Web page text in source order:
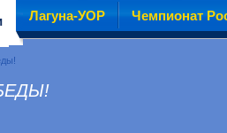
Лагуна-УОР Чемпионат